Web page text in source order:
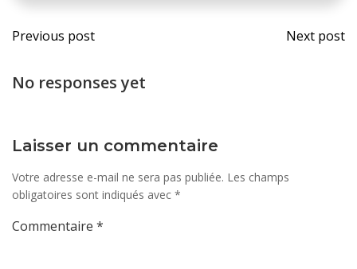
Navigation
des
Previous post Next post
No responses yet
Laisser un commentaire
Votre adresse e-mail ne sera pas publiée. Les champs
obligatoires sont indiqués avec *
Commentaire *